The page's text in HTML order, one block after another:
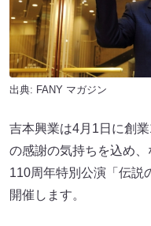
出典: FANY マガジン
吉本興業は4月1日に創
の感謝の気持ちを込め
110周年特別公演「伝説
開催します。